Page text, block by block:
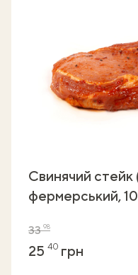
Свинячий стейк
фермерський,
3398
25 40 грн